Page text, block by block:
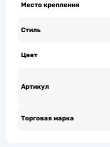
Место крепления
Стиль
Цвет
Артикул
Торговая марка